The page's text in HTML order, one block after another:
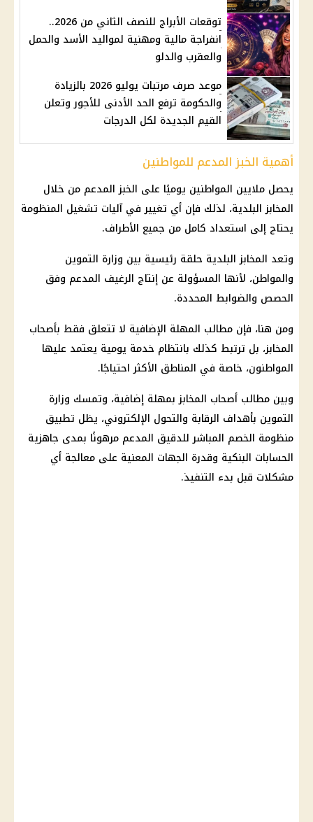
توقعات الأبراج للنصف الثاني من 2026..
انفراجة مالية ومهنية لمواليد الأسد والحمل
والعقرب والدلو
موعد صرف مرتبات يوليو 2026 بالزيادة
والحكومة ترفع الحد الأدنى للأجور وتعلن
القيم الجديدة لكل الدرجات
أهمية الخبز المدعم للمواطنين
يحصل ملايين المواطنين يوميًا على الخبز المدعم من خلال
المخابز البلدية، لذلك فإن أي تغيير في آليات تشغيل المنظومة
يحتاج إلى استعداد كامل من جميع الأطراف.
وتعد المخابز البلدية حلقة رئيسية بين وزارة التموين
والمواطن، لأنها المسؤولة عن إنتاج الرغيف المدعم وفق
الحصص والضوابط المحددة.
ومن هنا، فإن مطالب المهلة الإضافية لا تتعلق فقط بأصحاب
المخابز، بل ترتبط كذلك بانتظام خدمة يومية يعتمد عليها
المواطنون، خاصة في المناطق الأكثر احتياجًا.
وبين مطالب أصحاب المخابز بمهلة إضافية، وتمسك وزارة
التموين بأهداف الرقابة والتحول الإلكتروني، يظل تطبيق
منظومة الخصم المباشر للدقيق المدعم مرهونًا بمدى جاهزية
الحسابات البنكية وقدرة الجهات المعنية على معالجة أي
مشكلات قبل بدء التنفيذ.